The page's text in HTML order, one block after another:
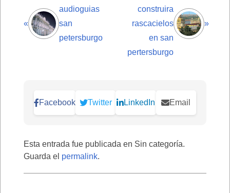
«
audioguias
san
petersburgo
construira
rascacielos
en san
pertersburgo
»
Facebook Twitter LinkedIn Email
Esta entrada fue publicada en Sin categoría.
Guarda el permalink.